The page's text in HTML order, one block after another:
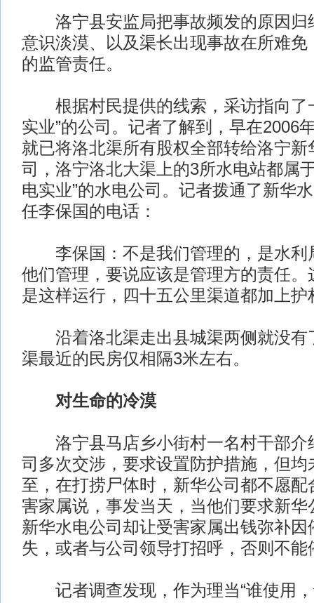
洛宁县安监局把事故频发的原因归
意识淡漠、以及渠长出现事故在所难免
的监管责任。
根据村民提供的线索，采访指向了
实业”的公司。记者了解到，早在2006
就已将洛北渠所有股权全部转给洛宁新
司，洛宁洛北大渠上的3所水电站都属
电实业”的水电公司。记者拨通了新华
任李保国的电话：
李保国：不是我们管理的，是水利
他们管理，要说应该是管理方的责任。
是这样运行，四十五公里渠道都加上护
沿着洛北渠走出县城渠两侧就没有
渠最近的民房仅相隔3米左右。
对生命的冷漠
洛宁县马店乡小街村一名村干部介
司多次交涉，要求设置防护措施，但均
至，在打捞尸体时，新华公司都不愿配
害家属说，事发当天，当他们要求新华
新华水电公司却让受害家属出钱弥补因
失，或者与公司领导打招呼，否则不能
记者调查发现，作为理当“谁使用，